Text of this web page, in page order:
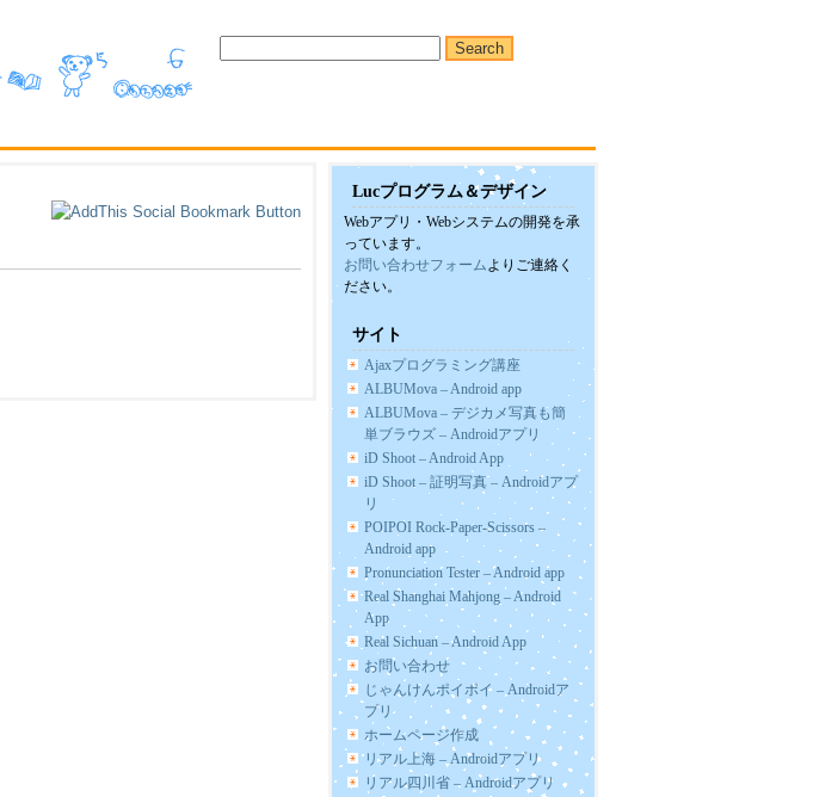
Lucプログラム＆デザイン
Webアプリ・Webシステムの開発を承
っています。
お問い合わせフォームよりご連絡く
ださい。
サイト
Ajaxプログラミング講座
ALBUMova – Android app
ALBUMova – デジカメ写真も簡
単ブラウズ – Androidアプリ
iD Shoot – Android App
iD Shoot – 証明写真 – Androidアプ
リ
POIPOI Rock-Paper-Scissors –
Android app
Pronunciation Tester – Android app
Real Shanghai Mahjong – Android
App
Real Sichuan – Android App
お問い合わせ
じゃんけんポイポイ – Androidア
プリ
ホームページ作成
リアル上海 – Androidアプリ
リアル四川省 – Androidアプリ